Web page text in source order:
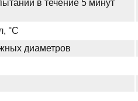
в течение 5 минут
°С
диаметров